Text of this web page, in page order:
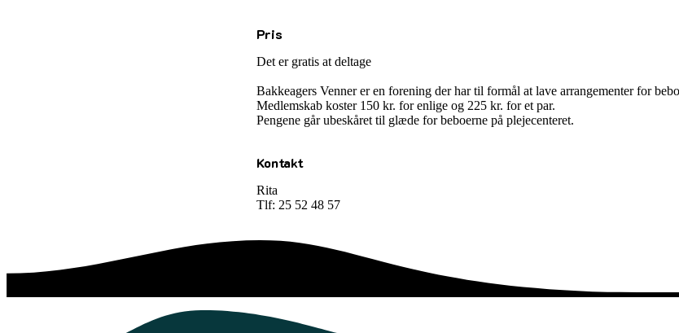
Pris
Det er gratis at deltage
Bakkeagers Venner er en forening der har til formål at lave arrangementer for
Medlemskab koster 150 kr. for enlige og 225 kr. for et par.
Pengene går ubeskåret til glæde for beboerne på plejecenteret.
Kontakt
Rita
Tlf: 25 52 48 57